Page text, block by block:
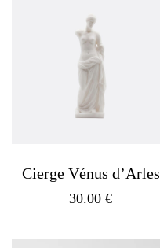
Cierge Vénus d’Arles
30.00€